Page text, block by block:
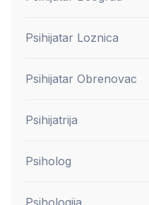
Psihijatar Loznica
Psihijatar Obrenovac
Psihijatrija
Psiholog
Psihologija